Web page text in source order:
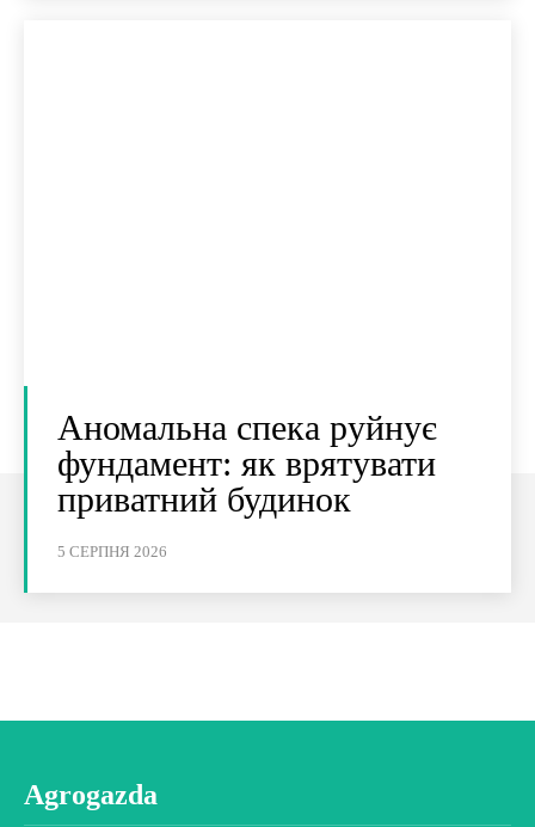
Аномальна спека руйнує
фундамент: як врятувати
приватний будинок
5 СЕРПНЯ 2026
Agrogazda